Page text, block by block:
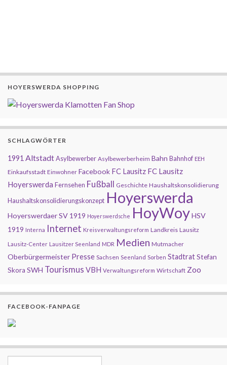
HOYERSWERDA SHOPPING
SCHLAGWÖRTER
1991 AltstadtAsylbewerber Asylbewerberheim Bahn Bahnhof EEH
Einkaufsstadt Einwohner Facebook FC Lausitz FC Lausitz
Hoyerswerda Fernsehen Fußball Geschichte Haushaltskonsolidierung
Haushaltskonsolidierungskonzept Hoyerswerda
Hoyerswerdaer SV 1919 Hoyerswerdsche HoyWoyHSV
1919 Interna Internet Kreisverwaltungsreform Landkreis Lausitz
Lausitz-Center Lausitzer Seenland MDR Medien Mutmacher
Oberbürgermeister Presse Sachsen Seenland Sorben StadtratStefan
Skora SWH Tourismus VBH Verwaltungsreform Wirtschaft Zoo
FACEBOOK-FANPAGE